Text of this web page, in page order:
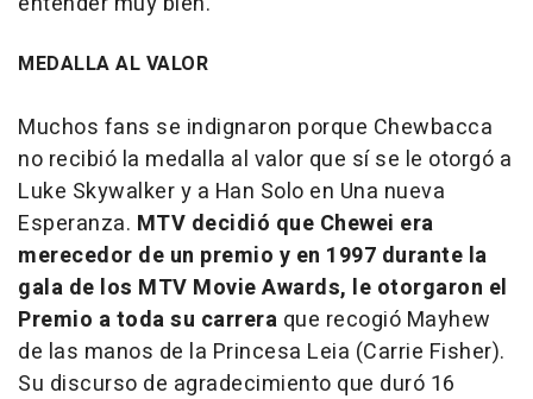
MEDALLA AL VALOR
Muchos fans se indignaron porque Chewbacca
no recibió la medalla al valor que sí se le otorgó a
Luke Skywalker y a Han Solo en Una nueva
Esperanza. MTV decidió que Chewei era
merecedor de un premio y en 1997 durante la
gala de los MTV Movie Awards, le otorgaron el
Premio a toda su carrera que recogió Mayhew
de las manos de la Princesa Leia (Carrie Fisher).
Su discurso de agradecimiento que duró 16